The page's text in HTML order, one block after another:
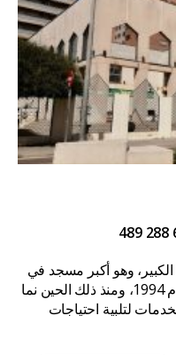
وهو أكبر مسجد في
مجتمع بلنسية. وقد افتتح أبوابه في عام 1994، ومنذ ذلك الحين نما
لتلبية احتياجات